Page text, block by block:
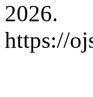
2026.
https://